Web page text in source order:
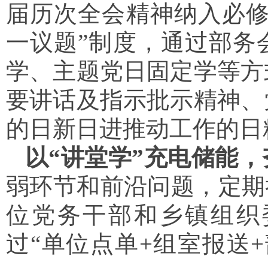
届历次全会精神纳入必
一议题”制度，通过部
学、主题党日固定学等
要讲话及指示批示精神、
的日新日进推动工作的
以“讲堂学”充电储能
弱环节和前沿问题，定
位党务干部和乡镇组
过“单位点单+组室报送